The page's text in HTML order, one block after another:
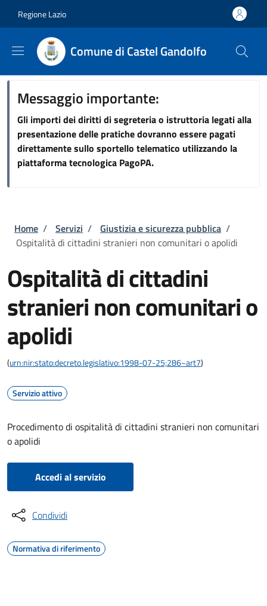
Regione Lazio
Comune di Castel Gandolfo
Messaggio importante:
Gli importi dei diritti di segreteria o istruttoria legati alla
presentazione delle pratiche dovranno essere pagati
direttamente sullo sportello telematico utilizzando la
piattaforma tecnologica PagoPA.
Briciole di pane
Home / Servizi / Giustizia e sicurezza pubblica /
Ospitalità di cittadini stranieri non comunitari o apolidi
Ospitalità di cittadini
stranieri non comunitari o
apolidi
(urn:nir:stato:decreto.legislativo:1998-07-25;286~art7)
Servizio attivo
Procedimento di ospitalità di cittadini stranieri non comunitari
o apolidi
Accedi al servizio
Condividi
Normativa di riferimento